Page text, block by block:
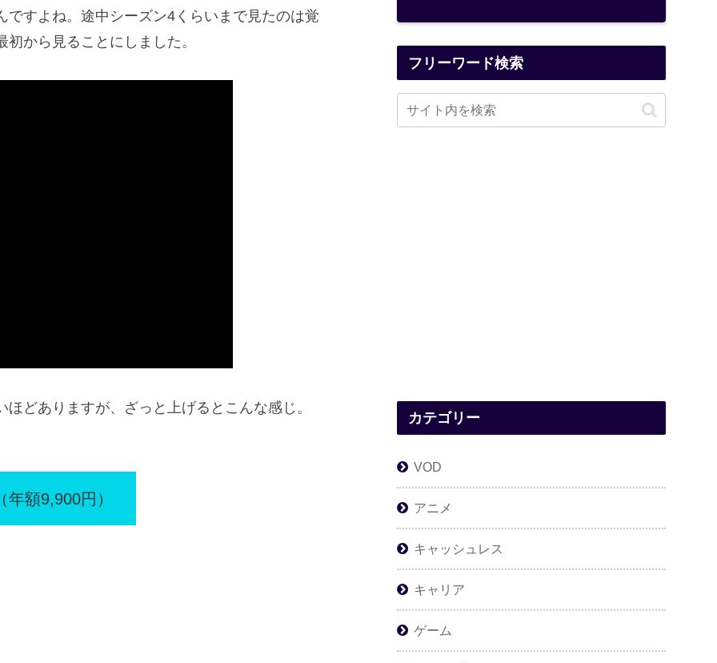
ですよね。途中シーズン4くらいまで見たのは覚
から見ることにしました。
どありますが、ざっと上げるとこんな感じ。
年額9,900円）
フリーワード検索
カテゴリー
VOD
アニメ
キャッシュレス
キャリア
ゲーム